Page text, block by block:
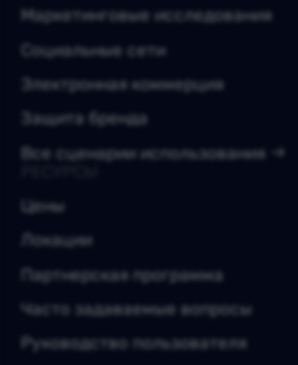
Маркетинговые исследования
Социальные сети
Электронная коммерция
Защита бренда
Все сценарии использования
Цены
Локации
Партнерская программа
Часто задаваемые вопросы
Руководство пользователя